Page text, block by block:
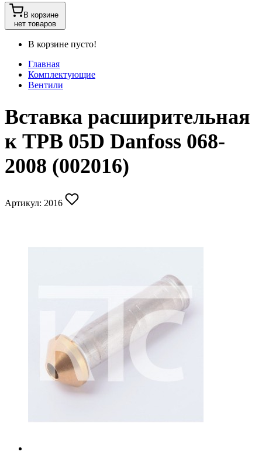
В корзине
нет товаров
В корзине пусто!
Главная
Комплектующие
Вентили
Вставка расширительная
к ТРВ 05D Danfoss 068-
2008 (002016)
Артикул: 2016